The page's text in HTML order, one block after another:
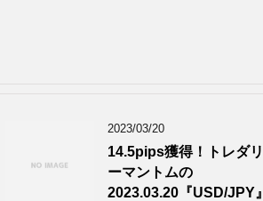
2023/03/20
14.5pips獲得！トレダリ
ーマントムの
2023.03.20『USD/JPY』